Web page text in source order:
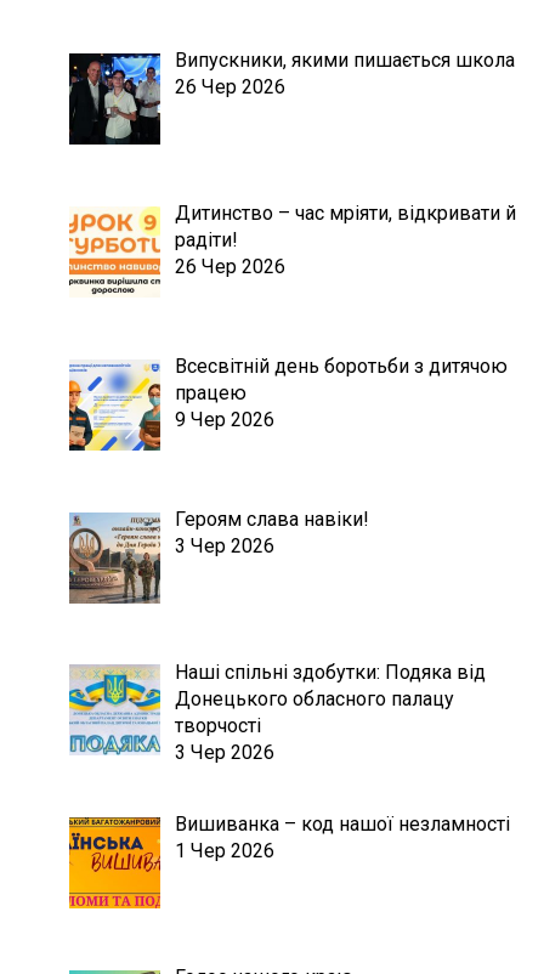
Випускники, якими пишається школа
26 Чер 2026
Дитинство – час мріяти, відкривати й
радіти!
26 Чер 2026
Всесвітній день боротьби з дитячою
працею
9 Чер 2026
Героям слава навіки!
3 Чер 2026
Наші спільні здобутки: Подяка від
Донецького обласного палацу
творчості
3 Чер 2026
Вишиванка – код нашої незламності
1 Чер 2026